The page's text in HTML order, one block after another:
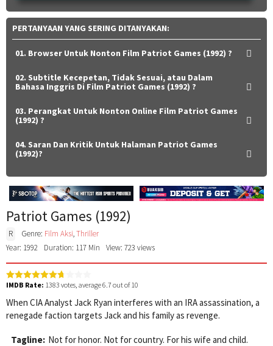
PERTANYAAN YANG SERING DITANYAKAN:
01. Browser Untuk Nonton Film Patriot Games (1992) ?
02. Subtitle Kecepetan, Tidak Sesuai, atau Dalam
Bahasa Inggris Di Film Patriot Games (1992) ?
03. Perangkat Untuk Nonton Online Film Patriot Games
(1992) ?
04. Saran Dan Kritik Untuk Halaman Patriot Games
(1992)?
Patriot Games (1992)
R Genre: Film Aksi,Thriller
Year: 1992
Duration: 117 Min View: 723 views
IMDB Rate: 1383 votes, average6.7 out of 10
When CIA Analyst Jack Ryan interferes with an IRA assassination, a
renegade faction targets Jack and his family as revenge.
Tagline: Not for honor. Not for country. For his wife and child.